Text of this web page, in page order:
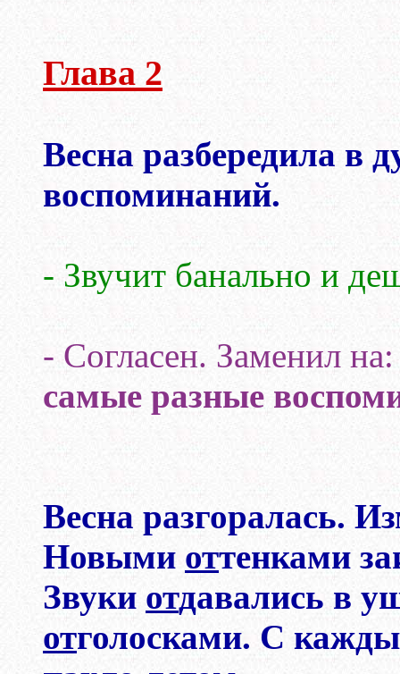
Глава 2
Весна разбередила в
воспоминаний.
- Звучит банально и
- Согласен. Заменил
самые разные
Весна разгоралась.
Новыми оттенками
Звуки отдавались в
отголосками. С